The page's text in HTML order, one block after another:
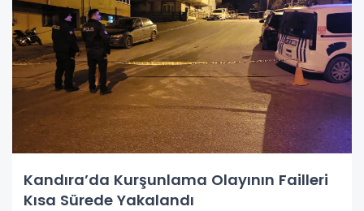
Kandıra’da Kurşunlama Olayının Failleri
Kısa Sürede Yakalandı